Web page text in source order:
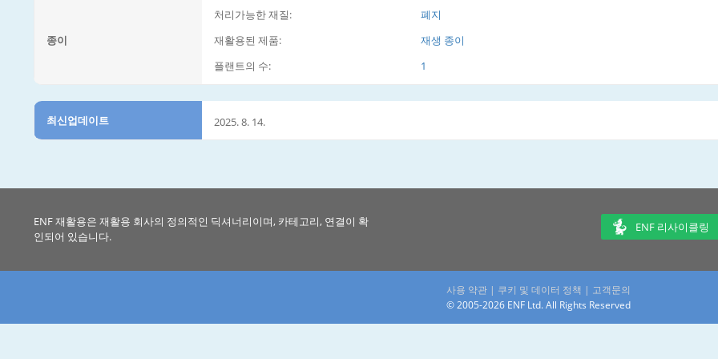
종이
처리가능한 재질:
폐지
재활용된 제품:
재생 종이
플랜트의 수:
1
최신업데이트 2025. 8. 14.
ENF 재활용은 재활용 회사의 정의적인 딕셔너리이며, 카테고리, 연결이 확
인되어 있습니다.
ENF 리사이클링
사용 약관 | 쿠키 및 데이터 정책 | 고객문의
© 2005-2026 ENF Ltd. All Rights Reserved